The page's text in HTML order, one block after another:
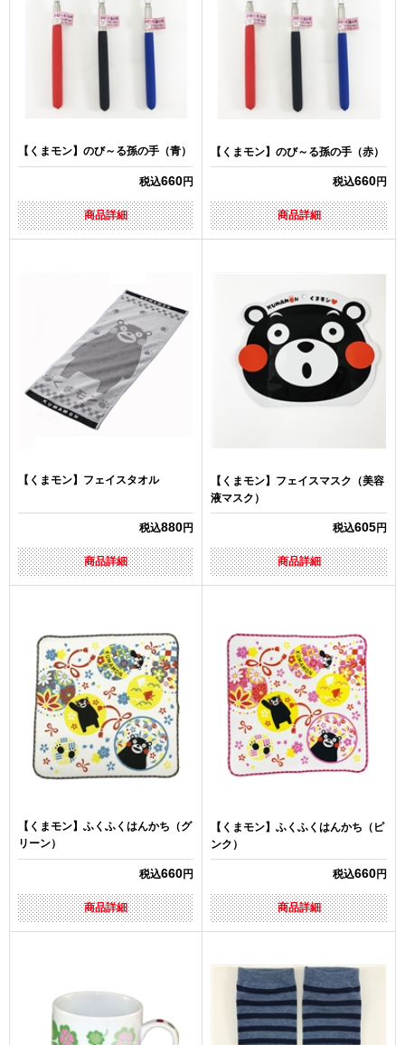
【くまモン】のび～る孫の手（青）
税込660円
商品詳細
【くまモン】のび～る孫の手（赤）
税込660円
商品詳細
【くまモン】フェイスタオル
税込880円
商品詳細
【くまモン】フェイスマスク（美容
液マスク）
税込605円
商品詳細
【くまモン】ふくふくはんかち（グ
リーン）
税込660円
商品詳細
【くまモン】ふくふくはんかち（ピ
ンク）
税込660円
商品詳細